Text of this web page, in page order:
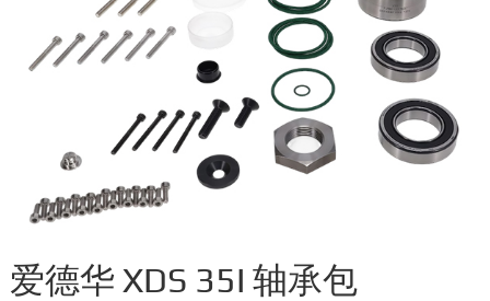
爱德华 XDS 35I 轴承包